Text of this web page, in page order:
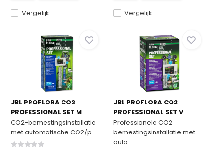
Vergelijk Vergelijk
JBL PROFLORA CO2
PROFESSIONAL SET M
CO2-bemestingsinstallatie
met automatische CO2/p...
JBL PROFLORA CO2
PROFESSIONAL SET V
Professionele CO2
bemestingsinstallatie met
auto...